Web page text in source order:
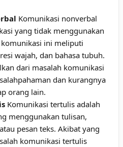
Komunikasi nonverbal
yang tidak menggunakan
komunikasi ini meliputi
wajah, dan bahasa tubuh.
dari masalah komunikasi
dan kurangnya
orang lain.
Komunikasi tertulis adalah
menggunakan tulisan,
pesan teks. Akibat yang
komunikasi tertulis